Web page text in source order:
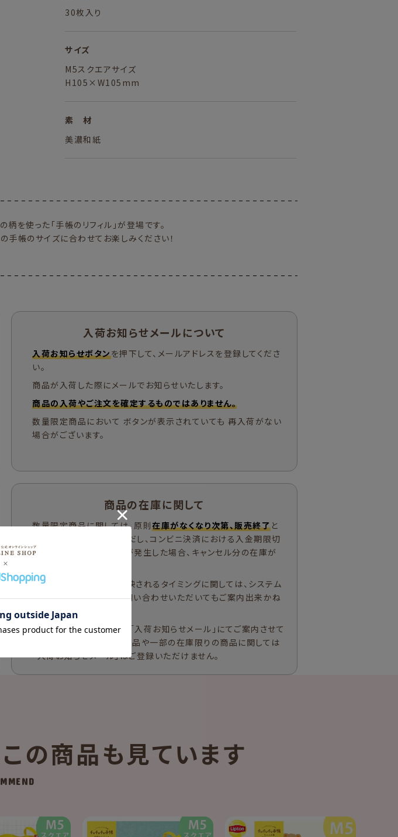
30枚入り
サイズ
M5スクエアサイズ
H105×W105mm
素 材
美濃和紙
を使った「手帳のリフィル」が登場です。
手帳のサイズに合わせてお楽しみください！
入荷お知らせメールについて
入荷お知らせボタンを押下して、メールアドレスを登録してくださ
い。
商品が入荷した際にメールでお知らせいたします。
商品の入荷やご注文を確定するものではありません。
数量限定商品において ボタンが表示されていても 再入荷がない
場合がございます。
商品の在庫に関して
数量限定商品に関しては、原則在庫がなくなり次第、販売終了と
させていただきます。 （ただし、コンビニ決済における入金期限切
れによる注文キャンセルが発生した場合、キャンセル分の在庫が
キャンセル分の在庫が反映されるタイミングに関しては、システム
による自動反映の為、お問い合わせいただいてもご案内出来かね
ます。
在庫が反映された際には「入荷お知らせメール」にてご案内させて
いただきます。数量限定商品や一部の在庫限りの商品に関しては
「入荷お知らせメール」はご登録いただけません。
この商品も見ています